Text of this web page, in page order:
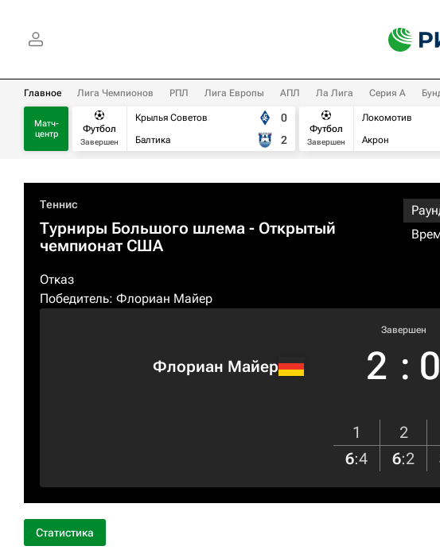
Главное Лига Чемпионов РПЛ Лига Европы АПЛ Ла Лига Серия А
Матч-
центр
Футбол
Завершен
Крылья Советов
Балтика
0
2
Футбол
Завершен
Локомотив
Акрон
Теннис
Турниры Большого шлема - Открытый
чемпионат США
Отказ
Победитель: Флориан Майер
Флориан Майер
Завершен
2 : 0
1 2
6:4 6:2
Статистика